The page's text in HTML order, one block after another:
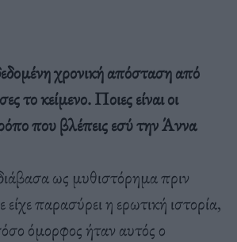
χρονική απόσταση από
το κείμενο. Ποιες είναι οι
που βλέπεις εσύ την Άννα
ως μυθιστόρημα πριν
είχε παρασύρει η ερωτική ιστορία,
όμορφος ήταν αυτός ο